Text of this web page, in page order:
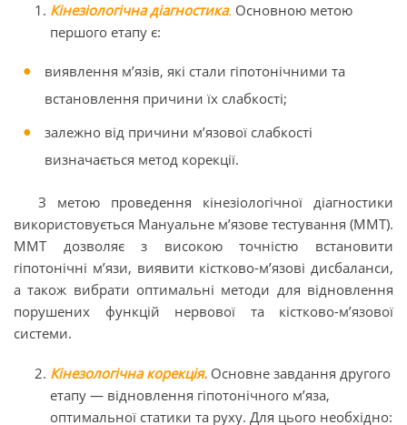
Кінезіологічна діагностика. Основною метою
першого етапу є:
виявлення м’язів, які стали гіпотонічними та
встановлення причини їх слабкості;
залежно від причини м’язової слабкості
визначається метод корекції.
З метою проведення кінезіологічної діагностики
використовується Мануальне м’язове тестування (ММТ).
ММТ дозволяє з високою точністю встановити
гіпотонічні м’язи, виявити кістково-м’язові дисбаланси,
а також вибрати оптимальні методи для відновлення
порушених функцій нервової та кістково-м’язової
системи.
Кінезологічна корекція. Основне завдання другого
етапу — відновлення гіпотонічного м’яза,
оптимальної статики та руху. Для цього необхідно: